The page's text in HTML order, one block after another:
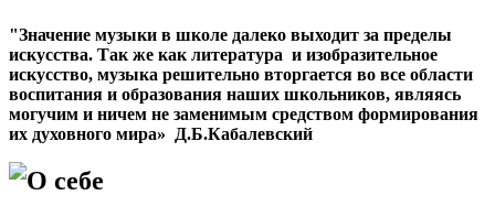
"Значение музыки в школе далеко выходит за пределы
искусства. Так же как литература и изобразительное
искусство, музыка решительно вторгается во все области
воспитания и образования наших школьников, являясь
могучим и ничем не заменимым средством формирования
их духовного мира» Д.Б.Кабалевский
О себе